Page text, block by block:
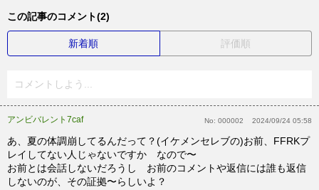
この記事のコメント(2)
新着順 評価順
コメントしよう...
アンビバレント7caf No: 000002 2024/09/24 05:58
あ、夏の体調崩してるんだって？(イケメンセレブの)お前、FFRKプ
レイしてない人じゃないですか なので〜
お前とは会話しないだろうし お前のコメントや返信には誰も返信
しないのが、その証拠〜らしいよ？